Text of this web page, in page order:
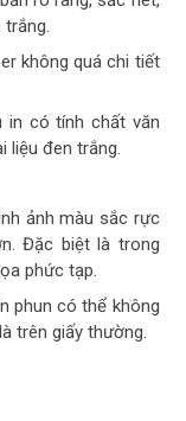
không quá chi tiết
in có tính chất văn
liệu đen trắng.
ảnh màu sắc rực
Đặc biệt là trong
phức tạp.
phun có thể không
trên giấy thường.